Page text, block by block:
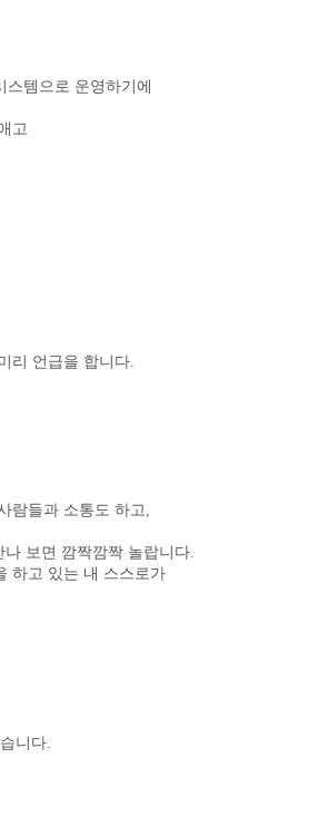
스템으로 운영하기에
고
리 언급을 합니다.
람들과 소통도 하고,
보면 깜짝깜짝 놀랍니다.
하고 있는 내 스스로가
니다.